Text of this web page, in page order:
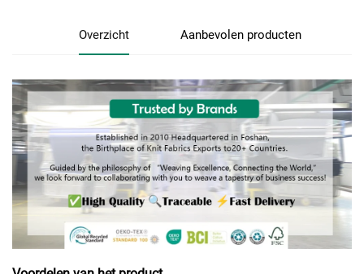
Overzicht Aanbevolen producten